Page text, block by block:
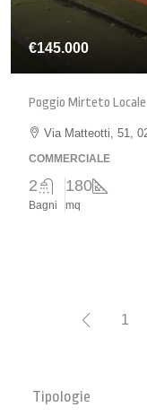
€145.000
Poggio Mirteto
Via Matteotti, 51,
COMMERCIALE
2
Bagni
180
mq
1
Tipologie